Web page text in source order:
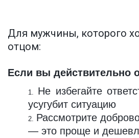
Для мужчины, которого
отцом:
Если вы действительно
Не избегайте
усугубит ситуацию
Рассмотрите
— это проще и